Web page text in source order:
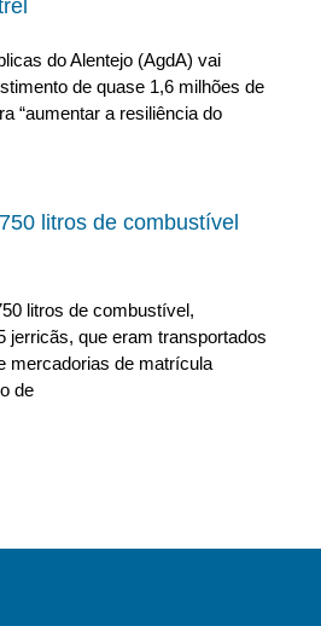
do Alentejo (AgdA) vai
de quase 1,6 milhões de
“aumentar a resiliência do
litros de combustível
litros de combustível,
jerricãs, que eram transportados
mercadorias de matrícula
de